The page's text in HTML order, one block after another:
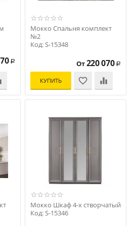
Р
Мокко Спальня комплект
№2
Код: S-15348
От220 070 Р
КУПИТЬ
Мокко Шкаф 4-х створчатый
Код: S-15346